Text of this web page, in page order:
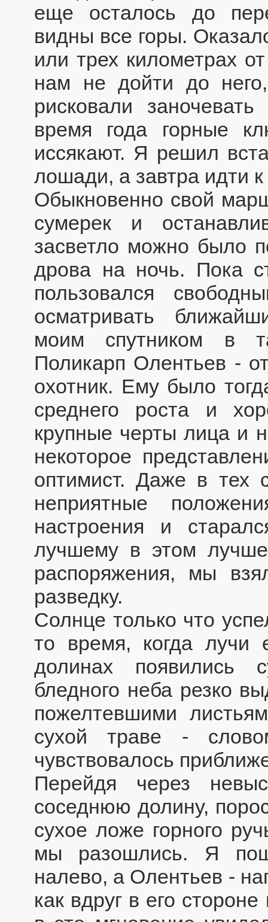
еще осталось до
видны все горы.
или трех километрах
нам не дойти до
рисковали
время года горные
иссякают. Я решил
лошади, а завтра идти к
Обыкновенно свой
сумерек и
засветло можно было
дрова на ночь. Пока
пользовался
осматривать
моим спутником в
Поликарп Олентьев -
охотник. Ему было
среднего роста и
крупные черты лица и
некоторое
оптимист. Даже в тех
неприятные
настроения и
лучшему в этом
распоряжения, мы
разведку.
Солнце только что
то время, когда лучи
долинах появились
бледного неба резко
пожелтевшими
сухой траве -
чувствовалось
Перейдя через
соседнюю долину,
сухое ложе горного
мы разошлись. Я
налево, а Олентьев -
как вдруг в его